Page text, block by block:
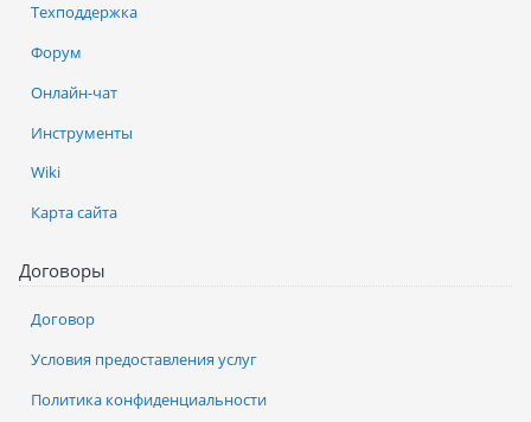
Техподдержка
Форум
Онлайн-чат
Инструменты
Wiki
Карта сайта
Договоры
Договор
Условия предоставления услуг
Политика конфиденциальности